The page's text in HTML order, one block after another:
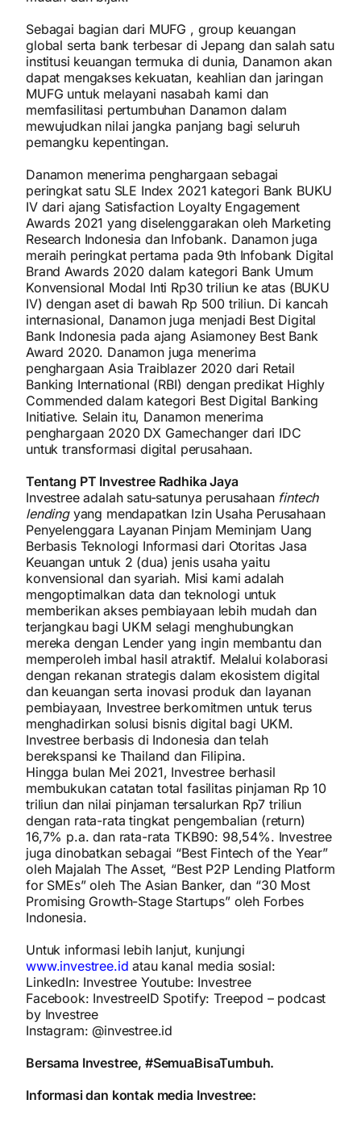
Sebagai bagian dari MUFG , group keuangan
global serta bank terbesar di Jepang dan salah satu
institusi keuangan termuka di dunia, Danamon akan
dapat mengakses kekuatan, keahlian dan jaringan
MUFG untuk melayani nasabah kami dan
memfasilitasi pertumbuhan Danamon dalam
mewujudkan nilai jangka panjang bagi seluruh
pemangku kepentingan.
Danamon menerima penghargaan sebagai
peringkat satu SLE Index 2021 kategori Bank BUKU
IV dari ajang Satisfaction Loyalty Engagement
Awards 2021 yang diselenggarakan oleh Marketing
Research Indonesia dan Infobank. Danamon juga
meraih peringkat pertama pada 9th Infobank Digital
Brand Awards 2020 dalam kategori Bank Umum
Konvensional Modal Inti Rp30 triliun ke atas (BUKU
IV) dengan aset di bawah Rp 500 triliun. Di kancah
internasional, Danamon juga menjadi Best Digital
Bank Indonesia pada ajang Asiamoney Best Bank
Award 2020. Danamon juga menerima
penghargaan Asia Traiblazer 2020 dari Retail
Banking International (RBI) dengan predikat Highly
Commended dalam kategori Best Digital Banking
Initiative. Selain itu, Danamon menerima
penghargaan 2020 DX Gamechanger dari IDC
untuk transformasi digital perusahaan.
Tentang PT Investree Radhika Jaya
Investree adalah satu-satunya perusahaan fintech
lendingyang mendapatkan Izin Usaha Perusahaan
Penyelenggara Layanan Pinjam Meminjam Uang
Berbasis Teknologi Informasi dari Otoritas Jasa
Keuangan untuk 2 (dua) jenis usaha yaitu
konvensional dan syariah. Misi kami adalah
mengoptimalkan data dan teknologi untuk
memberikan akses pembiayaan lebih mudah dan
terjangkau bagi UKM selagi menghubungkan
mereka dengan Lender yang ingin membantu dan
memperoleh imbal hasil atraktif. Melalui kolaborasi
dengan rekanan strategis dalam ekosistem digital
dan keuangan serta inovasi produk dan layanan
pembiayaan, Investree berkomitmen untuk terus
menghadirkan solusi bisnis digital bagi UKM.
Investree berbasis di Indonesia dan telah
berekspansi ke Thailand dan Filipina.
Hingga bulan Mei 2021, Investree berhasil
membukukan catatan total fasilitas pinjaman Rp 10
triliun dan nilai pinjaman tersalurkan Rp7 triliun
dengan rata-rata tingkat pengembalian (return)
16,7% p.a. dan rata-rata TKB90: 98,54%. Investree
juga dinobatkan sebagai “Best Fintech of the Year”
oleh Majalah The Asset, “Best P2P Lending Platform
for SMEs” oleh The Asian Banker, dan “30 Most
Promising Growth-Stage Startups” oleh Forbes
Indonesia.
Untuk informasi lebih lanjut, kunjungi
www.investree.id atau kanal media sosial:
LinkedIn: Investree Youtube: Investree
Facebook: InvestreeID Spotify: Treepod – podcast
by Investree
Instagram: @investree.id
Bersama Investree, #SemuaBisaTumbuh.
Informasi dan kontak media Investree: